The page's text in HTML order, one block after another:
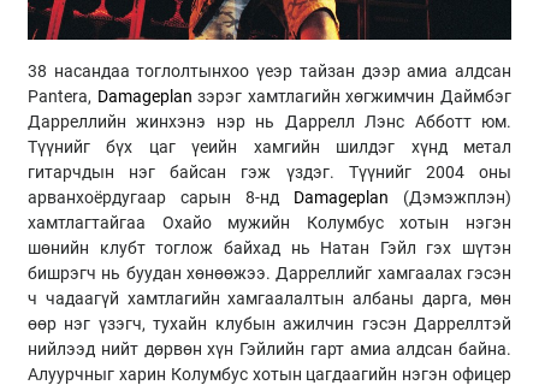
38 насандаа тоглолтынхоо үеэр тайзан дээр амиа алдсан
Pantera, Damageplan зэрэг хамтлагийн хөгжимчин Даймбэг
Дарреллийн жинхэнэ нэр нь Даррелл Лэнс Абботт юм.
Түүнийг бүх цаг үеийн хамгийн шилдэг хүнд метал
гитарчдын нэг байсан гэж үздэг. Түүнийг 2004 оны
арванхоёрдугаар сарын 8-нд Damageplan (Дэмэжплэн)
хамтлагтайгаа Охайо мужийн Колумбус хотын нэгэн
шөнийн клубт тоглож байхад нь Натан Гэйл гэх шүтэн
бишрэгч нь буудан хөнөөжээ. Дарреллийг хамгаалах гэсэн
ч чадаагүй хамтлагийн хамгаалалтын албаны дарга, мөн
өөр нэг үзэгч, тухайн клубын ажилчин гэсэн Дарреллтэй
нийлээд нийт дөрвөн хүн Гэйлийн гарт амиа алдсан байна.
Алуурчныг харин Колумбус хотын цагдаагийн нэгэн офицер